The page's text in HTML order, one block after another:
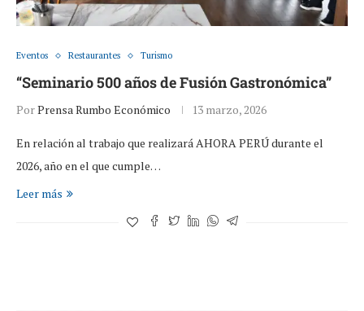
Eventos Restaurantes Turismo
“Seminario 500 años de Fusión Gastronómica”
PorPrensa Rumbo Económico 13 marzo, 2026
En relación al trabajo que realizará AHORA PERÚ durante el
2026, año en el que cumple…
Leer más